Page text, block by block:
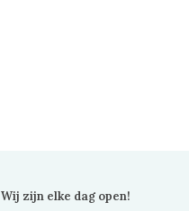
Wij zijn elke dag open!